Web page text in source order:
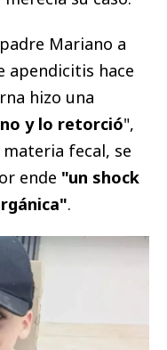
Mariano a
apendicitis hace
hizo una
y lo retorció",
fecal, se
ende "un shock
.